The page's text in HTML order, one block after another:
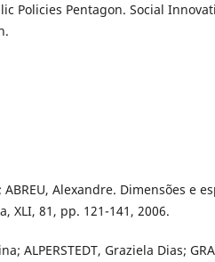
Policies Pentagon. Social
ABREU, Alexandre. Dimensões e
XLI, 81, pp. 121-141, 2006.
ALPERSTEDT, Graziela Dias;